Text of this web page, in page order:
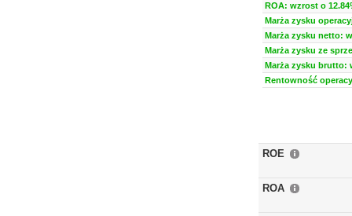
ROA: wzrost o
Marża zysku
Marża zysku netto:
Marża zysku ze
Marża zysku brutto:
Rentowność
ROE
ROA